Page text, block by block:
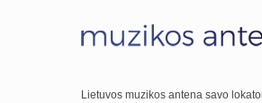
Lietuvos muzikos antena savo